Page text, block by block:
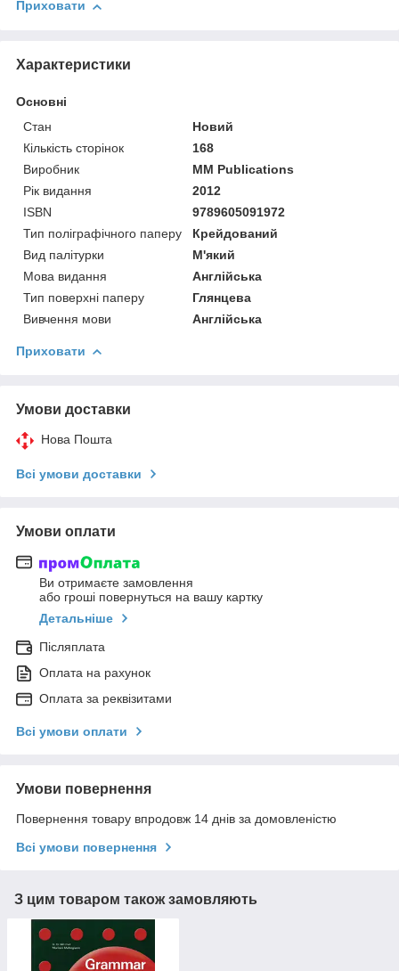
Приховати
Характеристики
Основні
Стан
Новий
Кількість сторінок
168
Виробник
MM Publications
Рік видання
2012
ISBN
9789605091972
Тип поліграфічного паперу
Крейдований
Вид палітурки
М'який
Мова видання
Англійська
Тип поверхні паперу
Глянцева
Вивчення мови
Англійська
Приховати
Умови доставки
Нова Пошта
Всі умови доставки
Умови оплати
Ви отримаєте замовлення
або гроші повернуться на вашу картку
Детальніше
Післяплата
Оплата на рахунок
Оплата за реквізитами
Всі умови оплати
Умови повернення
Повернення товару впродовж 14 днів за домовленістю
Всі умови повернення
З цим товаром також замовляють